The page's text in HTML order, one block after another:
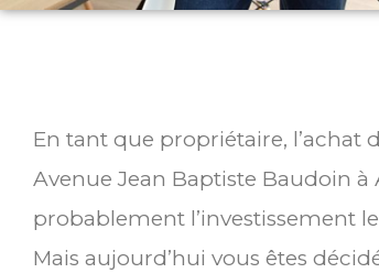
En tant que propriétaire,
Avenue Jean Baptiste Baudoin à
probablement l’investissement
Mais aujourd’hui vous êtes